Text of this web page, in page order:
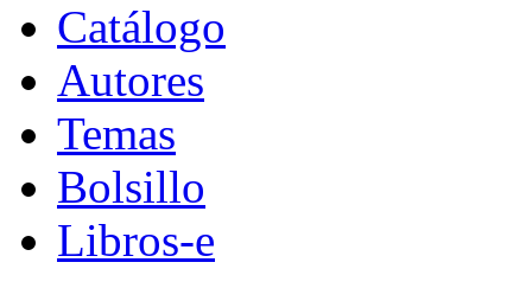
Catálogo
Autores
Temas
Bolsillo
Libros-e